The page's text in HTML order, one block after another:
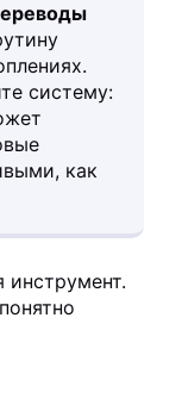
систему:
как